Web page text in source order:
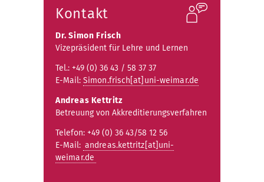
Kontakt
Dr. Simon Frisch
Vizepräsident für Lehre und Lernen
Tel.: +49 (0) 36 43 / 58 37 37
E-Mail: Simon.frisch[at]uni-weimar.de
Andreas Kettritz
Betreuung von Akkreditierungsverfahren
Telefon: +49 (0) 36 43/58 12 56
E-Mail: andreas.kettritz[at]uni-
weimar.de